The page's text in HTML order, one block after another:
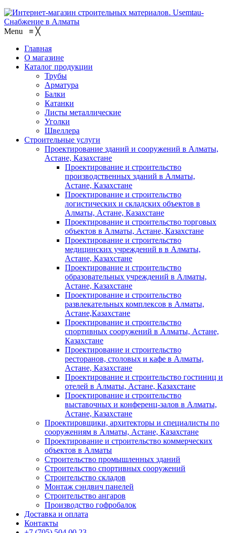
Menu ≡ ╳
Главная
О магазине
Каталог продукции
Трубы
Арматура
Балки
Катанки
Листы металлические
Уголки
Швеллера
Строительные услуги
Проектирование зданий и сооружений в Алматы,
Астане, Казахстане
Проектирование и строительство
производственных зданий в Алматы,
Астане, Казахстане
Проектирование и строительство
логистических и складских объектов в
Алматы, Астане, Казахстане
Проектирование и строительство торговых
объектов в Алматы, Астане, Казахстане
Проектирование и строительство
медицинских учреждений в в Алматы,
Астане, Казахстане
Проектирование и строительство
образовательных учреждений в Алматы,
Астане, Казахстане
Проектирование и строительство
развлекательных комплексов в Алматы,
Астане,Казахстане
Проектирование и строительство
спортивных сооружений в Алматы, Астане,
Казахстане
Проектирование и строительство
ресторанов, столовых и кафе в Алматы,
Астане, Казахстане
Проектирование и строительство гостиниц и
отелей в Алматы, Астане, Казахстане
Проектирование и строительство
выставочных и конференц-залов в Алматы,
Астане, Казахстане
Проектировщики, архитекторы и специалисты по
сооружениям в Алматы, Астане, Казахстане
Проектирование и строительство коммерческих
объектов в Алматы
Строительство промышленных зданий
Строительство спортивных сооружений
Строительство складов
Монтаж сэндвич панелей
Строительство ангаров
Производство гофробалок
Доставка и оплата
Контакты